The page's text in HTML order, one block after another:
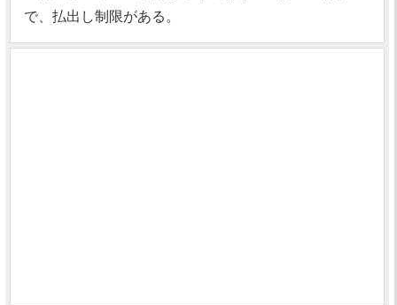
で、払出し制限がある。